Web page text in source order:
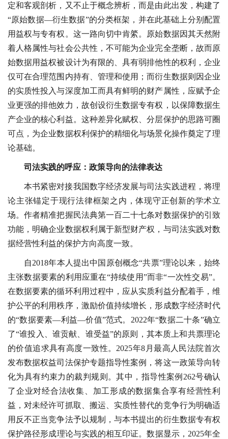
定和客观剖析，又不止于概念辨析，而是由此出发，构建了
“原始数据—衍生数据”的分类框架，并在此基础上分别配置
用益权与专有权。这一路向切中肯綮。原始数据因其天然附
着人格属性与社会公共性，不可能为企业完全垄断，故而原
始数据用益权被设计为有限的、具有弱排他性的权利，企业
仅可在合理范围内持有、管理和使用；而衍生数据则因企业
的实质性投入与深度加工而具有鲜明的财产属性，应赋予企
业更强的排他效力，故创设衍生数据专有权，以保障数据生
产企业的核心利益。这种差异化赋权、分层保护的思路可圈
可点，为企业数据权利保护的精细化与场景化操作奠定了理
论基础。
司法实践的呼应：政策导向的法律表达
本书紧密对接我国数字经济发展与司法实践进程，将理
论主张锚定于现行法律框架之内，体现守正创新的学术立
场。作者精准把握民法典第一百二十七条对数据保护的引致
功能，明确企业数据权利属于新型财产权，与司法实践对数
据经营性利益的保护方向高度一致。
自2018年本人提出中国原创概念“共票”理论以来，始终
主张数据要素的利用应重在“持续使用”而非“一次性交易”。
在数据要素的循环利用过程中，应从实质利益分配着手，维
护公平的利用秩序，激励价值持续增长，形成数字经济时代
的“数据要素—利益—价值”范式。2022年“数据二十条”确立
了“谁投入、谁贡献、谁受益”的原则，其本质上和共票理论
的价值追求具有高度一致性。2025年8月最高人民法院首次
发布数据权益司法保护专题指导性案例，将这一政策导向转
化为具有约束力的裁判规则。其中，指导性案例262号确认
了企业对经合法收集、加工形成的数据集合享有经营性利
益，对未经许可抓取、搬运、实质性替代的竞争行为明确适
用反不正当竞争法予以规制，与本书提出的衍生数据专有权
保护路径形成理论与实践的相互印证。数据显示，2025年全